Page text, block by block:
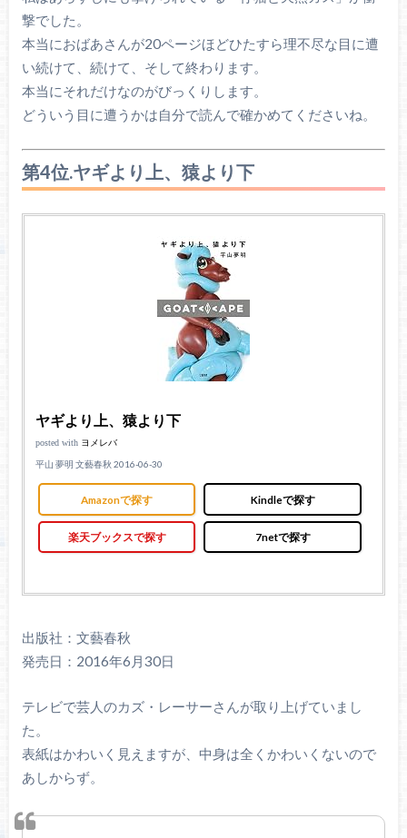
撃でした。
本当におばあさんが20ページほどひたすら理不尽な目に遭
い続けて、続けて、そして終わります。
本当にそれだけなのがびっくりします。
どういう目に遭うかは自分で読んで確かめてくださいね。
第4位.ヤギより上、猿より下
ヤギより上、猿より下
posted with ヨメレバ
平山 夢明 文藝春秋 2016-06-30
Amazonで探す Kindleで探す
楽天ブックスで探す 7netで探す
出版社：文藝春秋
発売日：2016年6月30日
テレビで芸人のカズ・レーサーさんが取り上げていまし
た。
表紙はかわいく見えますが、中身は全くかわいくないので
あしからず。